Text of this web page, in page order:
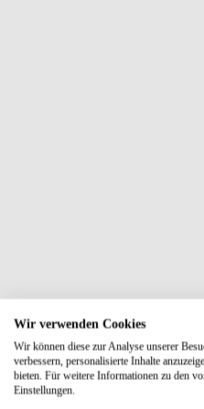
Wir verwenden Cookies
Wir können diese zur Analyse unserer
verbessern, personalisierte Inhalte
bieten. Für weitere Informationen zu den
Einstellungen.